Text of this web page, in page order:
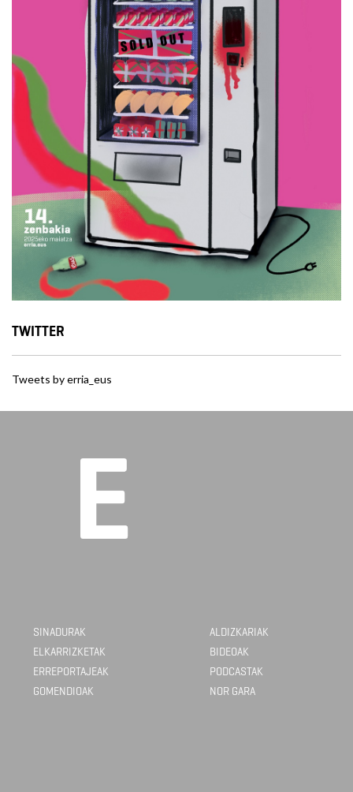
TWITTER
Tweets by erria_eus
SINADURAK
ELKARRIZKETAK
ERREPORTAJEAK
GOMENDIOAK
ALDIZKARIAK
BIDEOAK
PODCASTAK
NOR GARA